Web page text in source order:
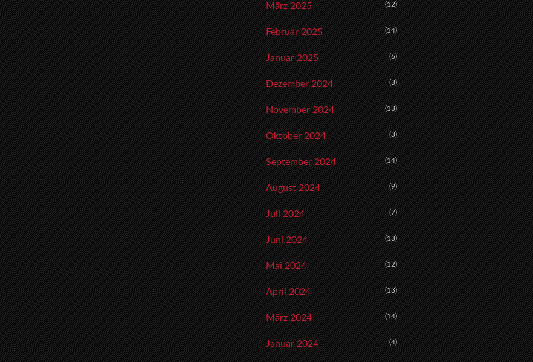
März 2025 (12)
Februar 2025 (14)
Januar 2025 (6)
Dezember 2024 (3)
November 2024 (13)
Oktober 2024 (3)
September 2024 (14)
August 2024 (9)
Juli 2024 (7)
Juni 2024 (13)
Mai 2024 (12)
April 2024 (13)
März 2024 (14)
Januar 2024 (4)